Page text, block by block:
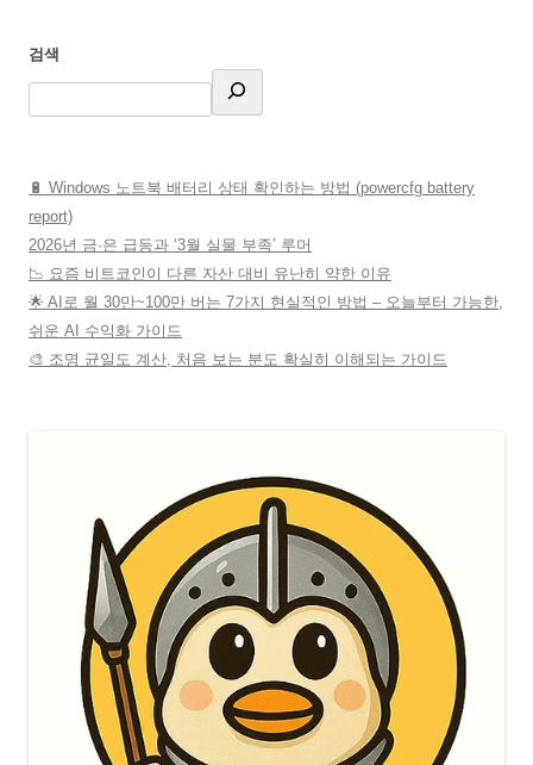
검색
🔋 Windows 노트북 배터리 상태 확인하는 방법 (powercfg battery
report)
2026년 금·은 급등과 ‘3월 실물 부족’ 루머
📉 요즘 비트코인이 다른 자산 대비 유난히 약한 이유
🌟 AI로 월 30만~100만 버는 7가지 현실적인 방법 – 오늘부터 가능한,
쉬운 AI 수익화 가이드
🎨 조명 균일도 계산, 처음 보는 분도 확실히 이해되는 가이드